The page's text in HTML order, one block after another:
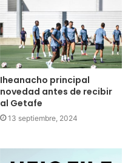
Iheanacho principal
novedad antes de recibir
al Getafe
13 septiembre, 2024